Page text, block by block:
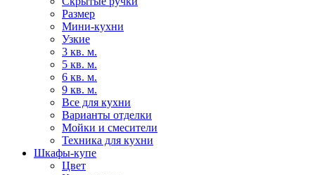
Размер
Мини-кухни
Узкие
3 кв. м.
5 кв. м.
6 кв. м.
9 кв. м.
Все для кухни
Варианты отделки
Мойки и смесители
Техника для кухни
Шкафы-купе
Цвет